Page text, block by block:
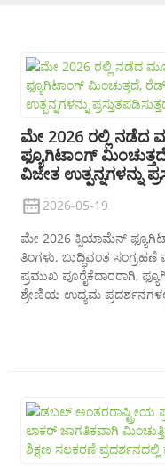
ಮೇ 2026 ರಲ್ಲಿ ನಡೆದ
ಫ್ಯೂಗಿಟಾಂಗ್
ವಿಜೇತ ಉತ್ಪನ್ನಗಳನ್ನು
2026-05-19
ಮೇ 2026 ಕ್ಸಿಯಾಮೆನ್
ತಿಂಗಳು. ಬುದ್ಧಿವಂತ ಸಂಗ್ರಹಣೆ
ಪ್ರಮುಖ ಪೂರೈಕೆದಾರರಾಗಿ,
ಶ್ರೇಣಿಯ ಉದ್ಯಮ